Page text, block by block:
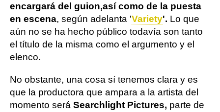
encargará del guion,así como de la puesta
en escena, según adelanta 'Variety'. Lo que
aún no se ha hecho público todavía son tanto
el título de la misma como el argumento y el
elenco.
No obstante, una cosa sí tenemos clara y es
que la productora que ampara a la artista del
momento será Searchlight Pictures, parte de